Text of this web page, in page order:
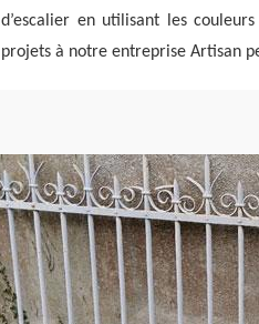
d’escalier en utilisant les
projets à notre entreprise Artisan